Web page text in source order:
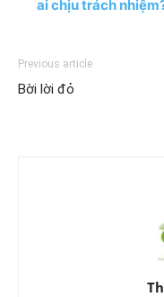
ai chịu trách
Previous article
Bời lời đỏ